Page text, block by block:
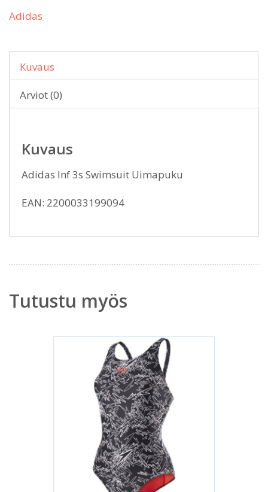
Adidas
Kuvaus
Arviot (0)
Kuvaus
Adidas Inf 3s Swimsuit Uimapuku
EAN: 2200033199094
Tutustu myös